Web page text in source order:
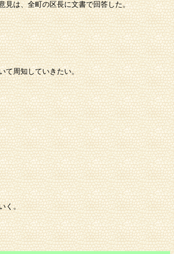
見は、全町の区長に文書で回答した。
て周知していきたい。
く。